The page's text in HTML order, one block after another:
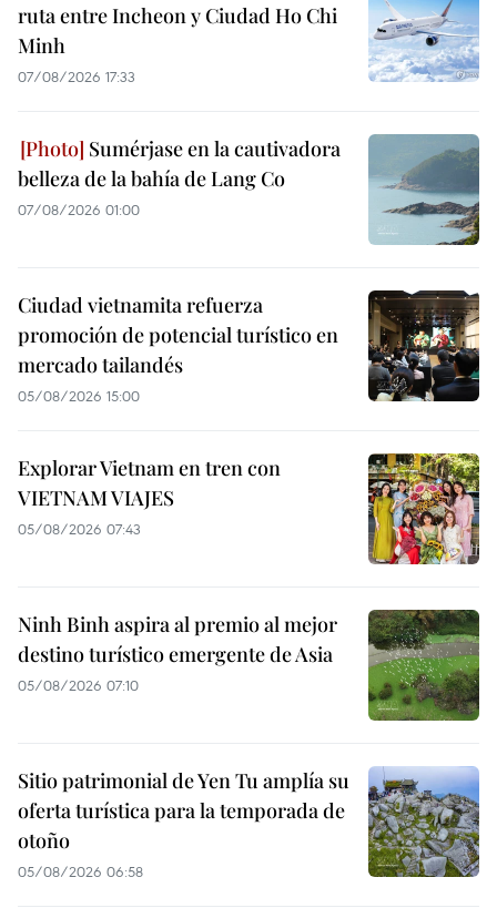
ruta entre Incheon y Ciudad Ho Chi
Minh
07/08/2026 17:33
Sumérjase en la cautivadora
belleza de la bahía de Lang Co
07/08/2026 01:00
Ciudad vietnamita refuerza
promoción de potencial turístico en
mercado tailandés
05/08/2026 15:00
Explorar Vietnam en tren con
VIETNAM VIAJES
05/08/2026 07:43
Ninh Binh aspira al premio al mejor
destino turístico emergente de Asia
05/08/2026 07:10
Sitio patrimonial de Yen Tu amplía su
oferta turística para la temporada de
otoño
05/08/2026 06:58